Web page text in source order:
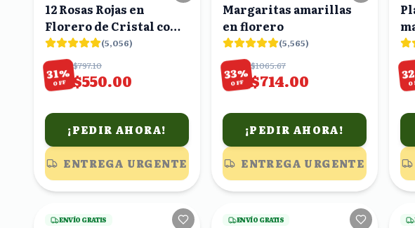
12 Rosas Rojas en
Florero de Cristal con
Eucalipto y Gypsophila
(5,056)
31%
OFF
$797.10
$550.00
¡PEDIR AHORA!
ENTREGA URGENTE
Margaritas amarillas
en florero
(5,565)
33%
OFF
$1065.67
$714.00
¡PEDIR AHORA!
ENTREGA URGENTE
32
18viendo
ENVÍO GRATIS
16viendo
ENVÍO GRATIS